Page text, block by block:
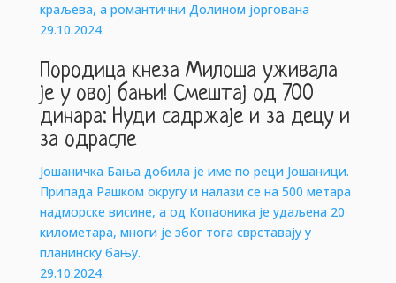
краљева, а романтични Долином јоргована
29.10.2024.
Породица кнеза Милоша уживала
је у овој бањи! Смештај од 700
динара: Нуди садржаје и за децу и
за одрасле
Јошаничка Бања добила је име по реци Јошаници.
Припада Рашком округу и налази се на 500 метара
надморске висине, а од Копаоника је удаљена 20
километара, многи је због тога сврставају у
планинску бању.
29.10.2024.